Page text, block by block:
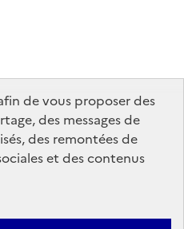
de vous proposer des
des messages de
des remontées de
et des contenus